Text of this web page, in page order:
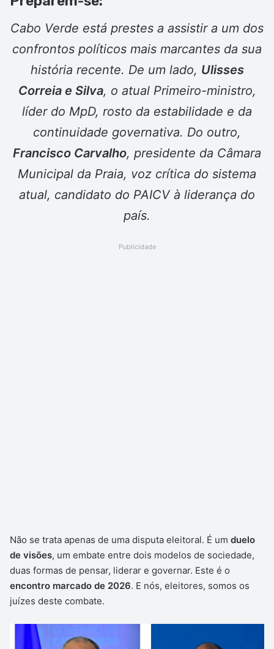
Cabo Verde está prestes a assistir a um dos
confrontos políticos mais marcantes da sua
história recente. De um lado, Ulisses
Correia e Silva, o atual Primeiro-ministro,
líder do MpD, rosto da estabilidade e da
continuidade governativa. Do outro,
Francisco Carvalho, presidente da Câmara
Municipal da Praia, voz crítica do sistema
atual, candidato do PAICV à liderança do
país.
Publicidade
Não se trata apenas de uma disputa eleitoral. É um duelo
de visões, um embate entre dois modelos de sociedade,
duas formas de pensar, liderar e governar. Este é o
encontro marcado de 2026. E nós, eleitores, somos os
juízes deste combate.